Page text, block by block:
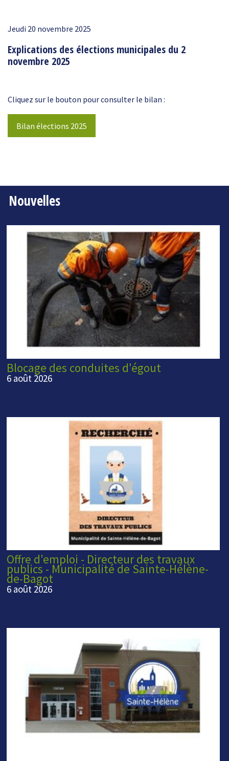
Jeudi 20 novembre 2025
Explications des élections municipales du 2
novembre 2025
Cliquez sur le bouton pour consulter le bilan :
Bilan élections 2025
Nouvelles
Blocage des conduites d'égout
6 août 2026
Offre d'emploi - Directeur des travaux
publics - Municipalité de Sainte-Hélène-
de-Bagot
6 août 2026